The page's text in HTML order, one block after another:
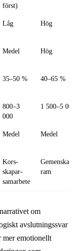
först)
Låg Hög
Medel Hög
35–50 % 40–65 %
800–3
000
1 500–5 000
Medel Medel
Kors­
skapar-
samarbete
ram
om
avslutnings­svar
emotionellt